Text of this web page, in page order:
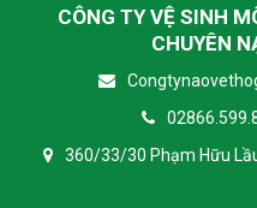
CÔNG TY VỆ SINH
CHUYÊN
360/33/30 Phạm Hữu